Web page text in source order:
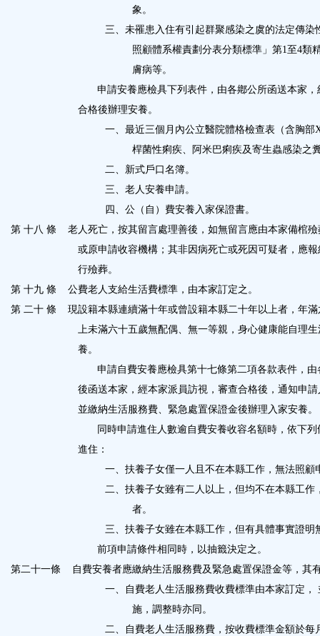
象。
三、未罹患入住有引起群聚感染之虞的法定傳染
照顧體系權責劃分表分類標準」第1至4類
膚病等。
申請安養應檢具下列表件，由各鄕公所函送本家
合格後辦理安養。
一、最近三個月內公立醫院體格檢查表（含胸部
桿菌性痢疾、阿米巴痢疾及寄生蟲感染之
二、新式戶口名簿。
三、老人安養申請。
四、公（自）費安養入家保證書。
第 十八 條
老人死亡，按其留言處理善後，如無留言應由本家備棺
或原申請收容機構；其非因病死亡或死因可疑者，應
行殮葬。
第 十九 條
公費老人支給生活費標準，由本家訂定之。
第 二十 條
現設籍本縣連續滿十年或曾設籍本縣二十年以上者，年
上未滿六十五歲無配偶、無一等親，身心健康能自理
養。
申請自費安養應檢具第十七條第二項各款表件，
後函送本家，經本家派員訪視，審查合格後，通知申
並繳納生活服務費、緊急處置保證金後辦理入家安養。
同時申請進住人數逾自費安養收容名額時，依下
進住：
一、扶養子女僅一人且不在本縣工作，無法照顧
二、扶養子女雖有二人以上，但均不在本縣工作
者。
三、扶養子女雖在本縣工作，但有具體事實證明
前項申請條件相同時，以抽籤決定之。
第二十一條
自費安養者應繳納生活服務費及緊急處置保證金等，其
一、自費老人生活服務費收費標準由本家訂定，
施，調整時亦同。
二、自費老人生活服務費，按收費標準金額於每